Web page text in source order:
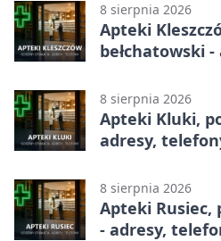
8 sierpnia 2026
Apteki
bełchatowski
8 sierpnia 2026
Apteki Kluki,
adresy,
8 sierpnia 2026
Apteki Rusiec,
- adresy,